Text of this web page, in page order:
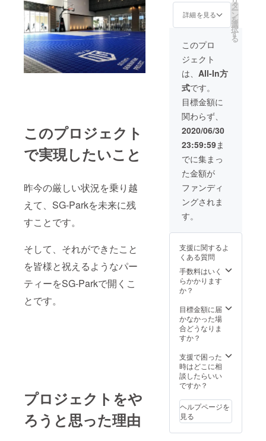
このプロジェクト
で実現したいこと
昨今の厳しい状況を乗り越
えて、SG-Parkを未来に残
すことです。
そして、それができたこと
を皆様と祝えるようなパー
ティーをSG-Parkで開くこ
とです。
プロジェクトをや
ろうと思った理由
1 SG-
Park 連
548-
7758 ※
有効期
限2021
年3月末
迄
※TICKE
Tは郵送
にて発
送致し
ます。
※プロ
ジェク
トの性
質上、
お釣り
は出ま
せん。
けてお
りませ
んの
で、合
わせて
予めご
い。
めて、
営業再
開後の
写真
と、お
店の様
子を
綴った
メール
を、い
ただい
た応援
へのお
礼を込
めて送
らさせ
ていた
だきま
す。 ※
備考欄
に必ず
フル
入をお
しま
す。
詳細を見る
タ
ー
ン
を
選
択
す
る
このプロ
ジェクト
は、 All-In方
式です。
目標金額に
関わらず、
2020/06/30
23:59:59ま
でに集まっ
た金額が
ファンディ
ングされま
す。
支援に関するよ
くある質問
手数料はいく
らかかります
か？
目標金額に届
かなかった場
合どうなりま
すか？
支援で困った
時はどこに相
談したらいい
ですか？
ヘルプページを
見る